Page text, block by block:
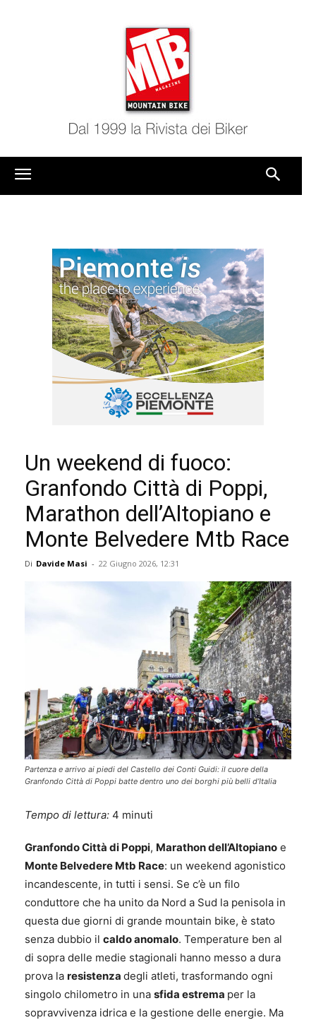
Un weekend di fuoco:
Granfondo Città di Poppi,
Marathon dell’Altopiano e
Monte Belvedere Mtb Race
Di Davide Masi - 22 Giugno 2026, 12:31
Partenza e arrivo ai piedi del Castello dei Conti Guidi: il cuore della
Granfondo Città di Poppi batte dentro uno dei borghi più belli d’Italia
Tempo di lettura: 4 minuti
Granfondo Città di Poppi, Marathon dell’Altopiano e
Monte Belvedere Mtb Race: un weekend agonistico
incandescente, in tutti i sensi. Se c’è un filo
conduttore che ha unito da Nord a Sud la penisola in
questa due giorni di grande mountain bike, è stato
senza dubbio il caldo anomalo. Temperature ben al
di sopra delle medie stagionali hanno messo a dura
prova la resistenza degli atleti, trasformando ogni
singolo chilometro in una sfida estrema per la
sopravvivenza idrica e la gestione delle energie. Ma